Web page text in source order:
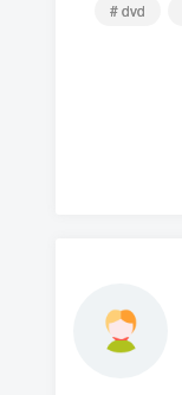
# dvd